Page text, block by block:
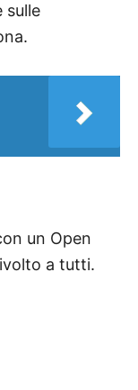
sulle
un Open
a tutti.